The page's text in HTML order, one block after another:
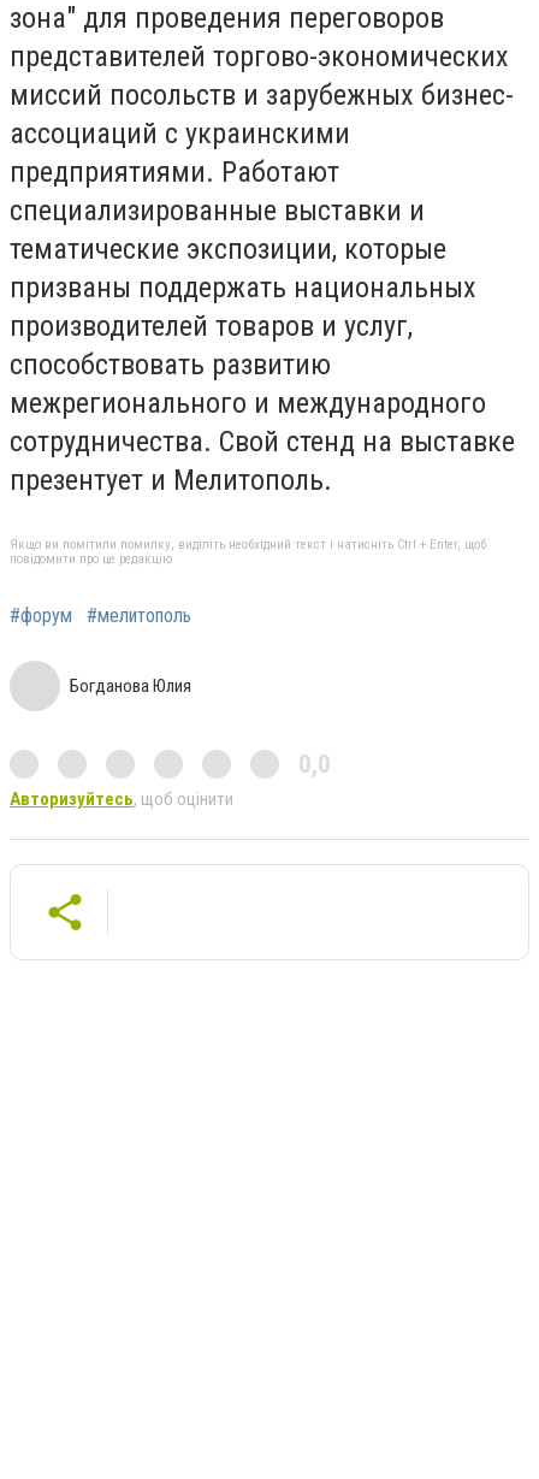
зона" для проведения переговоров
представителей торгово-экономических
миссий посольств и зарубежных бизнес-
ассоциаций с украинскими
предприятиями. Работают
специализированные выставки и
тематические экспозиции, которые
призваны поддержать национальных
производителей товаров и услуг,
способствовать развитию
межрегионального и международного
сотрудничества. Свой стенд на выставке
презентует и Мелитополь.
Якщо ви помітили помилку, виділіть необхідний текст і натисніть Ctrl + Enter, щоб
повідомити про це редакцію
#форум #мелитополь
Богданова Юлия
0,0
Авторизуйтесь, щоб оцінити